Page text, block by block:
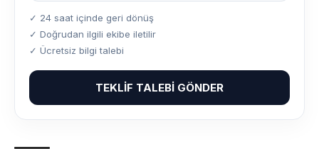
✓ 24 saat içinde geri dönüş
✓ Doğrudan ilgili ekibe iletilir
✓ Ücretsiz bilgi talebi
TEKLIF TALEBI GÖNDER